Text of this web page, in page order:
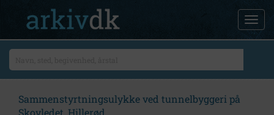
Sammenstyrtningsulykke ved tunnelbyggeri på
Skovledet, Hillerød